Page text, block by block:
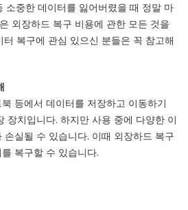
소중한 데이터를 잃어버렸을 때 정말 마
외장하드 복구 비용에 관한 모든 것을
복구에 관심 있으신 분들은 꼭 참고해
등에서 데이터를 저장하고 이동하기
장치입니다. 하지만 사용 중에 다양한 이
실될 수 있습니다. 이때 외장하드 복구
복구할 수 있습니다.